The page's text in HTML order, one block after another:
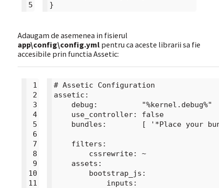
5
}
Adaugam de asemenea in fisierul
app\config\config.ymlpentru ca aceste librarii sa fie
accesibile prin functia Assetic:
1
2
3
4
5
6
7
8
9
10
11
# Assetic Configuration
assetic:
    debug:          "%kernel.debug%"
    use_controller: false
bundles:        [ '*Place your
    filters:
        cssrewrite: ~
    assets:
        bootstrap_js:
            inputs: